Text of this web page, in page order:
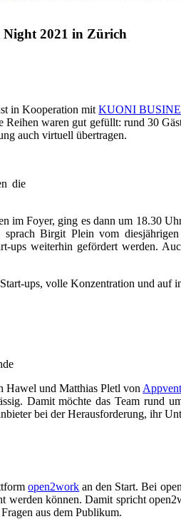
2021 in Zürich
in Kooperation mit KUONI
Reihen waren gut gefüllt: rund 30
auch virtuell übertragen.
die
im Foyer, ging es dann um 18.30
Birgit Plein vom diesjährigen
ups weiterhin gefördert werden.
ups, volle Konzentration und auf
Hawel und Matthias Pletl von
Damit möchte das Team rund
bei der Herausforderung, ihr
open2work an den Start. Bei
werden können. Damit spricht
aus dem Publikum.